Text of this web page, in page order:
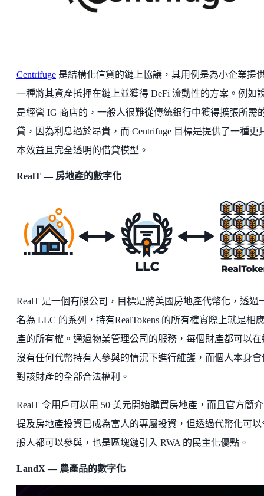
Centrifuge 是結構化信貸的鏈上協議，其用例是為小企業提
一種將其資產抵押在鏈上並獲得 DeFi 流動性的方案。例如
是經營 IG 商店的，一般人很難從傳統銀行中獲得擴張所需
貸，因為利息過於昂貴，而 Centrifuge 目標是提供了一種更
本效益且完全透明的借貸模型。
RealT — 房地產的數字化
RealT 是一個有限公司，目標是將美國房地產代幣化，透過
名為 LLC 的系列，持有RealTokens 的所有權實際上就是相
產的所有權。通過物業管理公司的服務，每個財產都可以在
沒有任何代幣持有人參與的情況下進行維護，而個人本身會
對該財產的全部合法權利。
RealT 令用戶可以用 50 美元開始購買房地產，而且官方簡
提及房地產投資已成為富人的專屬投資，但透過代幣化可以
般人都可以參與，也是區塊鏈引入 RWA 的民主化優點。
LandX — 農產品的數字化